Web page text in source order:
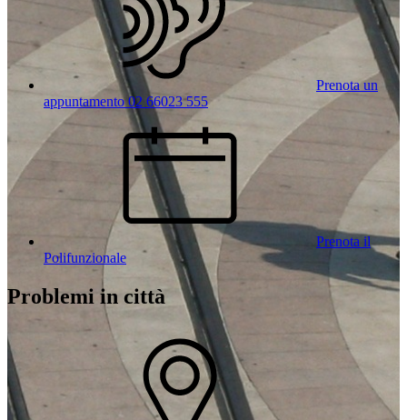
Prenota un
appuntamento 02 66023 555
Prenota il
Polifunzionale
Problemi in città